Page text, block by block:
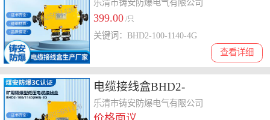
100/1140(660)-4G煤安证防爆证接
线盒
乐清市铸安防爆电气有限公司
399.00 /只
查看详细
关键词：BHD2-100-1140-4G
电缆接线盒BHD2-
100/1140(660)-2G
乐清市铸安防爆电气有限公司